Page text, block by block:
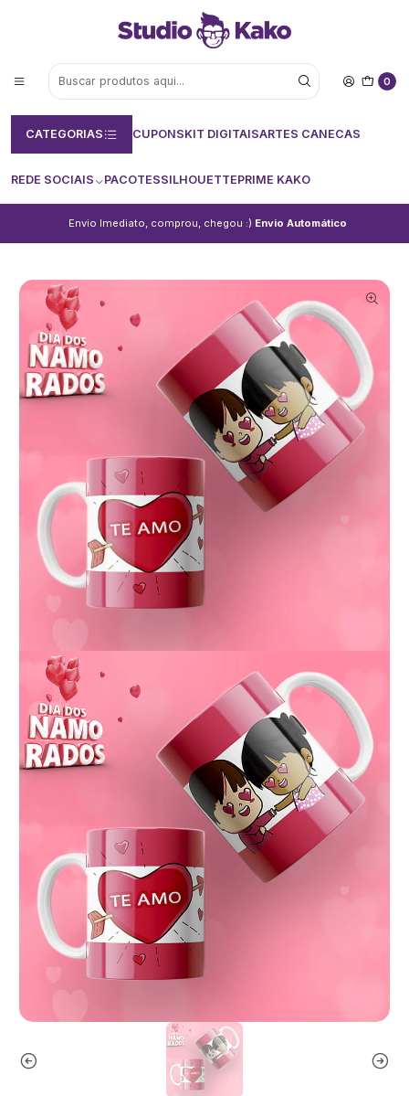
0
CATEGORIAS CUPONSKIT DIGITAISARTES CANECAS
REDE SOCIAIS PACOTESSILHOUETTEPRIME KAKO
Envio Imediato, comprou, chegou :) Envio Automático